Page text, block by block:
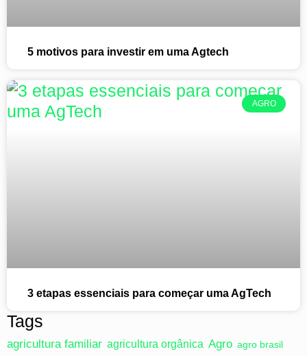
5 motivos para investir em uma Agtech
AGRO
3 etapas essenciais para começar uma AgTech
Tags
agricultura familiar agricultura orgânica Agro agro brasil